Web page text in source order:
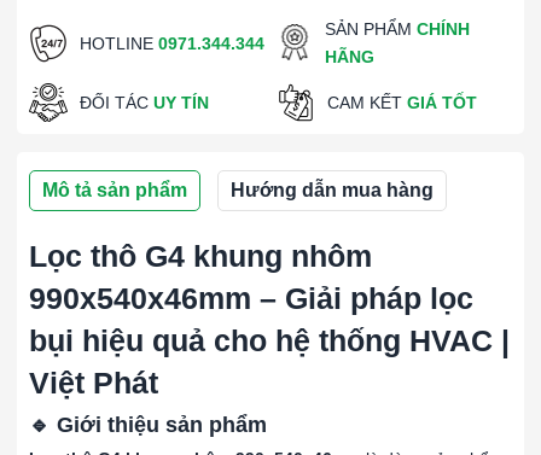
HOTLINE 0971.344.344
SẢN PHẨMCHÍNH
HÃNG
ĐỐI TÁC UY TÍN CAM KẾT GIÁ TỐT
Mô tả sản phẩm Hướng dẫn mua hàng
Lọc thô G4 khung nhôm
990x540x46mm – Giải pháp lọc
bụi hiệu quả cho hệ thống HVAC |
Việt Phát
🔹 Giới thiệu sản phẩm